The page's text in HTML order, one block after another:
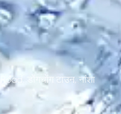
डोंगचोंग टाउन, नांशा